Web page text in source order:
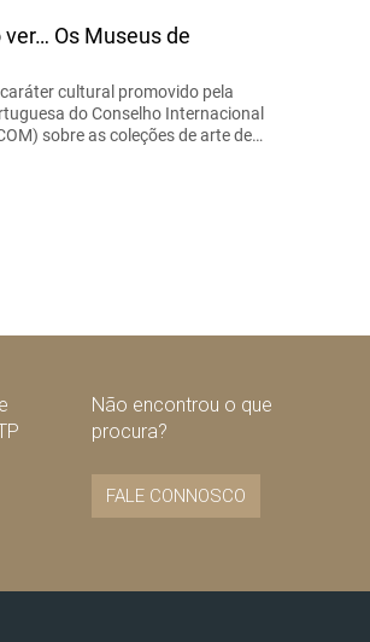
ver… Os Museus de
cultural promovido pela
do Conselho Internacional
sobre as coleções de arte de…
Não encontrou o que
procura?
FALE CONNOSCO